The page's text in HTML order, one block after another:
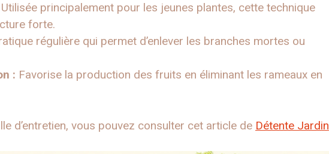
Utilisée principalement pour les jeunes plantes, cette technique
forte.
régulière qui permet d’enlever les branches mortes ou
: Favorise la production des fruits en éliminant les rameaux en
d’entretien, vous pouvez consulter cet article de Détente Jardin